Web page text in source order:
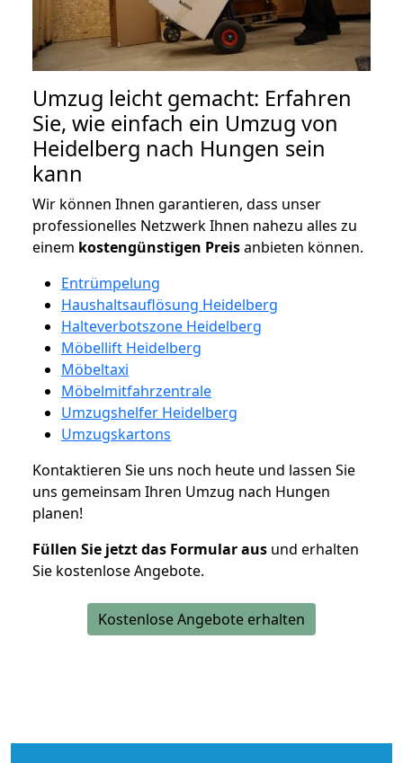
Umzug leicht gemacht: Erfahren
Sie, wie einfach ein Umzug von
Heidelberg nach Hungen sein
kann
Wir können Ihnen garantieren, dass unser
professionelles Netzwerk Ihnen nahezu alles zu
einem kostengünstigen Preisanbieten können.
Entrümpelung
Haushaltsauflösung Heidelberg
Halteverbotszone Heidelberg
Möbellift Heidelberg
Möbeltaxi
Möbelmitfahrzentrale
Umzugshelfer Heidelberg
Umzugskartons
Kontaktieren Sie uns noch heute und lassen Sie
uns gemeinsam Ihren Umzug nach Hungen
planen!
Füllen Sie jetzt das Formular aus und erhalten
Sie kostenlose Angebote.
Kostenlose Angebote erhalten